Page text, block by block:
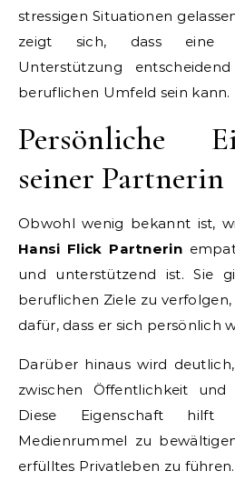
stressigen Situationen
zeigt sich, dass eine
Unterstützung
beruflichen Umfeld sein kann.
Persönliche
seiner Partnerin
Obwohl wenig bekannt ist,
Hansi Flick Partnerin
und unterstützend ist. Sie
beruflichen Ziele zu
dafür, dass er sich persönlich
Darüber hinaus wird
zwischen Öffentlichkeit und
Diese Eigenschaft
Medienrummel zu
erfülltes Privatleben zu führen.